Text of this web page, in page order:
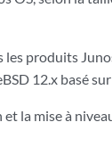
produits
12.x basé
la mise à